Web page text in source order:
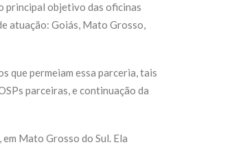
principal objetivo das oficinas
atuação: Goiás, Mato Grosso,
que permeiam essa parceria, tais
parceiras, e continuação da
Mato Grosso do Sul. Ela